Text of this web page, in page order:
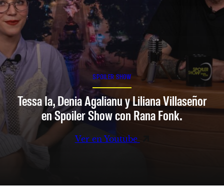
SPOILER SHOW
Tessa Ia, Denia Agalianu y Liliana Villaseñor
en Spoiler Show con Rana Fonk.
Ver en Youtube